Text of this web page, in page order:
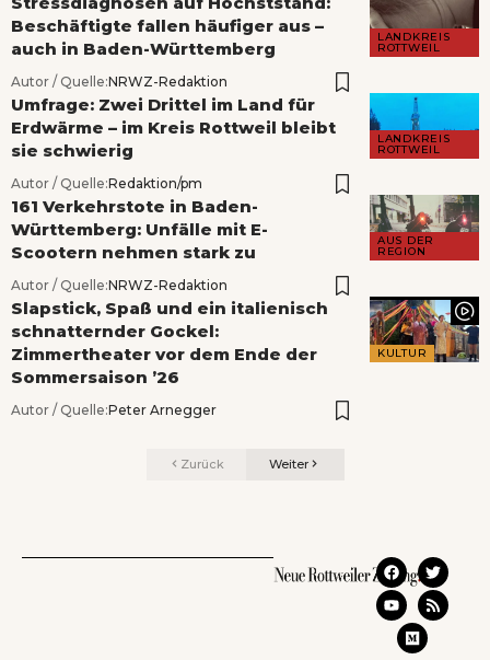
LANDKREIS
ROTTWEIL
Beschäftigte fallen häufiger aus –
auch in Baden-Württemberg
Autor / Quelle:NRWZ-Redaktion
LANDKREIS
ROTTWEIL
Umfrage: Zwei Drittel im Land für
Erdwärme – im Kreis Rottweil bleibt
sie schwierig
Autor / Quelle:Redaktion/pm
AUS DER
REGION
161 Verkehrstote in Baden-
Württemberg: Unfälle mit E-
Scootern nehmen stark zu
Autor / Quelle:NRWZ-Redaktion
KULTUR
Slapstick, Spaß und ein italienisch
schnatternder Gockel:
Zimmertheater vor dem Ende der
Sommersaison ’26
Autor / Quelle:Peter Arnegger
Zurück Weiter